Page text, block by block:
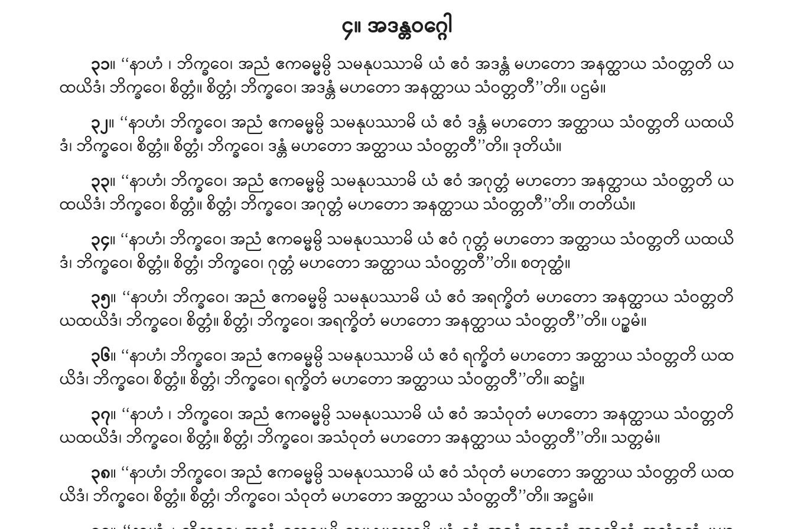
၄။ အဒန္တဝဂ္ဂေါ
၃၁။ ‘‘နာဟံ ၊ ဘိက္ခဝေ၊ အညံ ဧကဓမ္မမ္ပိ သမနုပဿာမိ ယံ ဧဝံ အဒန္တံ မဟတော အနတ္ထာယ သံဝတ္တတိ ယ
ထယိဒံ၊ ဘိက္ခဝေ၊ စိတ္တံ။ စိတ္တံ၊ ဘိက္ခဝေ၊ အဒန္တံ မဟတော အနတ္ထာယ သံဝတ္တတီ’’တိ။ ပဌမံ။
၃၂။ ‘‘နာဟံ၊ ဘိက္ခဝေ၊ အညံ ဧကဓမ္မမ္ပိ သမနုပဿာမိ ယံ ဧဝံ ဒန္တံ မဟတော အတ္ထာယ သံဝတ္တတိ ယထယိ
ဒံ၊ ဘိက္ခဝေ၊ စိတ္တံ။ စိတ္တံ၊ ဘိက္ခဝေ၊ ဒန္တံ မဟတော အတ္ထာယ သံဝတ္တတီ’’တိ။ ဒုတိယံ။
၃၃။ ‘‘နာဟံ၊ ဘိက္ခဝေ၊ အညံ ဧကဓမ္မမ္ပိ သမနုပဿာမိယံ ဧဝံ အဂုတ္တံ မဟတော အနတ္ထာယ သံဝတ္တတိ ယ
ထယိဒံ၊ ဘိက္ခဝေ၊ စိတ္တံ။ စိတ္တံ၊ ဘိက္ခဝေ၊ အဂုတ္တံ မဟတော အနတ္ထာယ သံဝတ္တတီ’’တိ။ တတိယံ။
၃၄။ ‘‘နာဟံ၊ ဘိက္ခဝေ၊ အညံ ဧကဓမ္မမ္ပိ သမနုပဿာမိ ယံ ဧဝံ ဂုတ္တံမဟတော အတ္ထာယ သံဝတ္တတိ ယထယိ
ဒံ၊ ဘိက္ခဝေ၊ စိတ္တံ။ စိတ္တံ၊ ဘိက္ခဝေ၊ ဂုတ္တံ မဟတော အတ္ထာယ သံဝတ္တတီ’’တိ။ စတုတ္ထံ။
၃၅။ ‘‘နာဟံ၊ ဘိက္ခဝေ၊ အညံ ဧကဓမ္မမ္ပိ သမနုပဿာမိ ယံ ဧဝံ အရက္ခိတံ မဟတော အနတ္ထာယ သံဝတ္တတိ
ယထယိဒံ၊ ဘိက္ခဝေ၊ စိတ္တံ။ စိတ္တံ၊ ဘိက္ခဝေ၊ အရက္ခိတံ မဟတော အနတ္ထာယ သံဝတ္တတီ’’တိ။ ပဉ္စမံ။
၃၆။ ‘‘နာဟံ၊ ဘိက္ခဝေ၊ အညံ ဧကဓမ္မမ္ပိ သမနုပဿာမိ ယံ ဧဝံ ရက္ခိတံ မဟတော အတ္ထာယ သံဝတ္တတိ ယထ
ယိဒံ၊ ဘိက္ခဝေ၊ စိတ္တံ။ စိတ္တံ၊ ဘိက္ခဝေ၊ ရက္ခိတံ မဟတော အတ္ထာယ သံဝတ္တတီ’’တိ။ ဆဋ္ဌံ။
၃၇။ ‘‘နာဟံ ၊ ဘိက္ခဝေ၊ အညံ ဧကဓမ္မမ္ပိ သမနုပဿာမိ ယံ ဧဝံ အသံဝုတံ မဟတော အနတ္ထာယ သံဝတ္တတိ
ယထယိဒံ၊ ဘိက္ခဝေ၊ စိတ္တံ။ စိတ္တံ၊ ဘိက္ခဝေ၊ အသံဝုတံ မဟတော အနတ္ထာယ သံဝတ္တတီ’’တိ။ သတ္တမံ။
၃၈။ ‘‘နာဟံ၊ ဘိက္ခဝေ၊ အညံ ဧကဓမ္မမ္ပိ သမနုပဿာမိ ယံ ဧဝံ သံဝုတံ မဟတော အတ္ထာယ သံဝတ္တတိ ယထ
ယိဒံ၊ ဘိက္ခဝေ၊ စိတ္တံ။ စိတ္တံ၊ ဘိက္ခဝေ၊ သံဝုတံ မဟတော အတ္ထာယ သံဝတ္တတီ’’တိ။ အဋ္ဌမံ။